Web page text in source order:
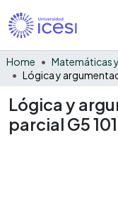
Home
Lógica y
parcial G5 101